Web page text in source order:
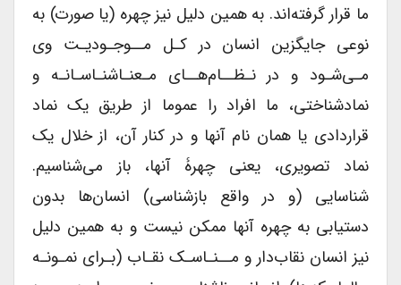
ما قرار گرفته‌اند. به همین دلیل نیز چهره (یا صورت) به
نوعی جایگزین انسان در کـل مــوجـودیـت وی
مـی‌شـود و در نـظــام‌هــای مـعنـاشنـاسـانـه و
نمادشناختی، ما افراد را عموما از طریق یک نماد
قرار‌دادی یا همان ‌نام‌ آنها و در کنار آن، از خلال یک
نماد تصویری، یعنی چهرۀ آنها، باز می‌شناسیم.
شناسایی (و در واقع بازشناسی) انسان‌ها بدون
دستیابی به چهره آنها ممکن نیست و به همین دلیل
نیز انسان نقاب‌دار و مــنـاسـک نقـاب (بـرای نمـونـه